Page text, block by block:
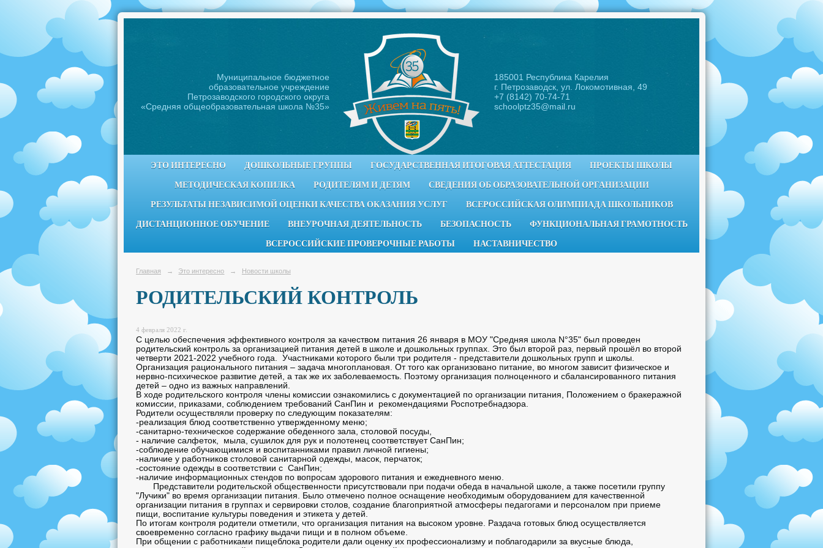
Муниципальное бюджетное
образовательное учреждение
Петрозаводского городского округа
«Средняя общеобразовательная школа №35»
185001 Республика Карелия
г. Петрозаводск, ул. Локомотивная, 49
+7 (8142) 70-74-71
schoolptz35@mail.ru
ЭТО ИНТЕРЕСНО ДОШКОЛЬНЫЕ ГРУППЫ ГОСУДАРСТВЕННАЯ ИТОГОВАЯ АТТЕСТАЦИЯ
ПРОЕКТЫ ШКОЛЫ
МЕТОДИЧЕСКАЯ КОПИЛКА
РОДИТЕЛЯМ И ДЕТЯМ
СВЕДЕНИЯ ОБ ОБРАЗОВАТЕЛЬНОЙ ОРГАНИЗАЦИИ
РЕЗУЛЬТАТЫ НЕЗАВИСИМОЙ ОЦЕНКИ КАЧЕСТВА ОКАЗАНИЯ УСЛУГ
ВСЕРОССИЙСКАЯ ОЛИМПИАДА ШКОЛЬНИКОВ
ДИСТАНЦИОННОЕ ОБУЧЕНИЕ
ВНЕУРОЧНАЯ ДЕЯТЕЛЬНОСТЬ БЕЗОПАСНОСТЬ
ФУНКЦИОНАЛЬНАЯ ГРАМОТНОСТЬ
ВСЕРОССИЙСКИЕ ПРОВЕРОЧНЫЕ РАБОТЫ
НАСТАВНИЧЕСТВО
Главная → Это интересно → Новости школы
РОДИТЕЛЬСКИЙ КОНТРОЛЬ
4 февраля 2022 г.
С целью обеспечения эффективного контроля за качеством питания 26 января в МОУ "Средняя школа N°35" был проведен
родительский контроль за организацией питания детей в школе и дошкольных группах. Это был второй раз, первый прошёл во второй
четверти 2021-2022 учебного года. Участниками которого были три родителя - представители дошкольных групп и школы.
Организация рационального питания – задача многоплановая. От того как организовано питание, во многом зависит физическое и
нервно-психическое развитие детей, а так же их заболеваемость. Поэтому организация полноценного и сбалансированного питания
детей – одно из важных направлений.
В ходе родительского контроля члены комиссии ознакомились с документацией по организации питания, Положением о бракеражной
комиссии, приказами, соблюдением требований СанПин и рекомендациями Роспотребнадзора.
Родители осуществляли проверку по следующим показателям:
-реализация блюд соответственно утвержденному меню;
-санитарно-техническое содержание обеденного зала, столовой посуды,
- наличие салфеток, мыла, сушилок для рук и полотенец соответствует СанПин;
-соблюдение обучающимися и воспитанниками правил личной гигиены;
-наличие у работников столовой санитарной одежды, масок, перчаток;
-состояние одежды в соответствии с СанПин;
-наличие информационных стендов по вопросам здорового питания и ежедневного меню.
Представители родительской общественности присутствовали при подачи обеда в начальной школе, а также посетили группу
"Лучики" во время организации питания. Было отмечено полное оснащение необходимым оборудованием для качественной
организации питания в группах и сервировки столов, создание благоприятной атмосферы педагогами и персоналом при приеме
пищи, воспитание культуры поведения и этикета у детей.
По итогам контроля родители отметили, что организация питания на высоком уровне. Раздача готовых блюд осуществляется
своевременно согласно графику выдачи пищи и в полном объеме.
При общении с работниками пищеблока родители дали оценку их профессионализму и поблагодарили за вкусные блюда,